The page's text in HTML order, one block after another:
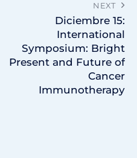
NEXT
Diciembre 15:
International
Symposium: Bright
Present and Future of
Cancer
Immunotherapy